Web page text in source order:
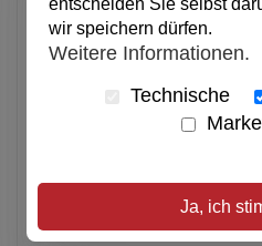
entscheiden Sie selbst
wir speichern dürfen.
Weitere Informationen.
Technische
Ja, ich